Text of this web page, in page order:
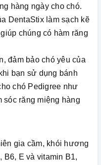
hàng ngày cho chó.
DentaStix làm sạch kẽ
chúng có hàm răng
đảm bảo chó yêu của
bạn sử dụng bánh
chó Pedigree như
sóc răng miệng hàng
gia cầm, khói hương
B6, E và vitamin B1,